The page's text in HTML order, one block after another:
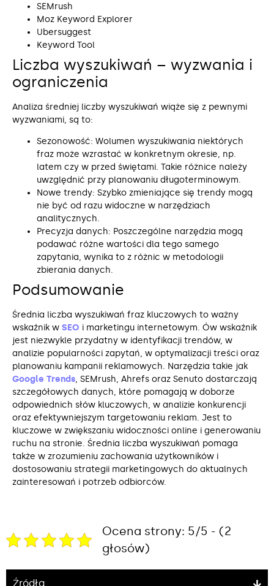
SEMrush
Moz Keyword Explorer
Ubersuggest
Keyword Tool
Liczba wyszukiwań – wyzwania i
ograniczenia
Analiza średniej liczby wyszukiwań wiąże się z pewnymi
wyzwaniami, są to:
Sezonowość: Wolumen wyszukiwania niektórych
fraz może wzrastać w konkretnym okresie, np.
latem czy w przed świętami. Takie różnice należy
uwzględnić przy planowaniu długoterminowym.
Nowe trendy: Szybko zmieniające się trendy mogą
nie być od razu widoczne w narzędziach
analitycznych.
Precyzja danych: Poszczególne narzędzia mogą
podawać różne wartości dla tego samego
zapytania, wynika to z różnic w metodologii
zbierania danych.
Podsumowanie
Średnia liczba wyszukiwań fraz kluczowych to ważny
wskaźnik w SEO i marketingu internetowym. Ów wskaźnik
jest niezwykle przydatny w identyfikacji trendów, w
analizie popularności zapytań, w optymalizacji treści oraz
planowaniu kampanii reklamowych. Narzędzia takie jak
Google Trends, SEMrush, Ahrefs oraz Senuto dostarczają
szczegółowych danych, które pomagają w doborze
odpowiednich słów kluczowych, w analizie konkurencji
oraz efektywniejszym targetowaniu reklam. Jest to
kluczowe w zwiększaniu widoczności online i generowaniu
ruchu na stronie. Średnia liczba wyszukiwań pomaga
także w zrozumieniu zachowania użytkowników i
dostosowaniu strategii marketingowych do aktualnych
zainteresowań i potrzeb odbiorców.
Ocena strony: 5/5 - (2
głosów)
Źródła